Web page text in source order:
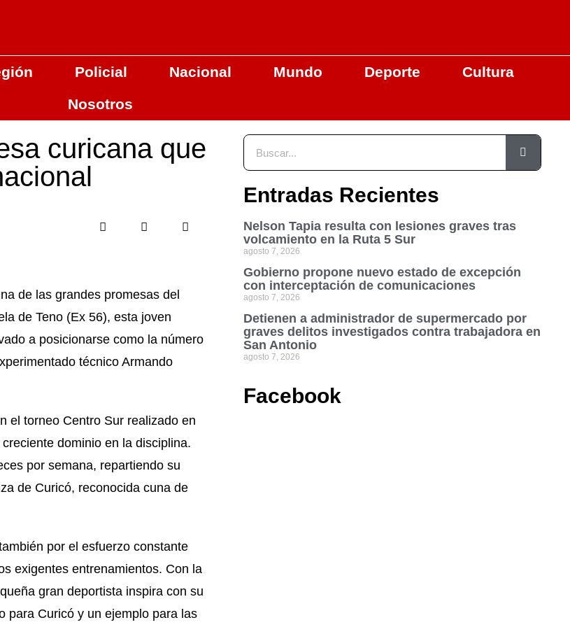
Policial Nacional Mundo Deporte
Cultura
Nosotros
curicana que
de las grandes promesas del
de Teno (Ex 56), esta joven
a posicionarse como la número
técnico Armando
el torneo Centro Sur realizado en
dominio en la disciplina.
por semana, repartiendo su
de Curicó, reconocida cuna de
por el esfuerzo constante
exigentes entrenamientos. Con la
gran deportista inspira con su
para Curicó y un ejemplo para las
Entradas Recientes
Nelson Tapia resulta con lesiones graves tras
volcamiento en la Ruta 5 Sur
agosto 7, 2026
Gobierno propone nuevo estado de excepción
con interceptación de comunicaciones
agosto 7, 2026
Detienen a administrador de supermercado por
graves delitos investigados contra trabajadora en
San Antonio
agosto 7, 2026
Facebook